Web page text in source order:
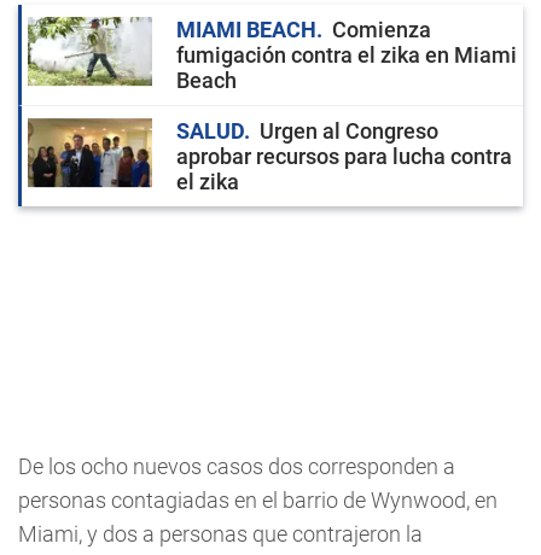
MIAMI BEACH
Comienza
fumigación contra el zika en Miami
Beach
SALUD
Urgen al Congreso
aprobar recursos para lucha contra
el zika
De los ocho nuevos casos dos corresponden a
personas contagiadas en el barrio de Wynwood, en
Miami, y dos a personas que contrajeron la